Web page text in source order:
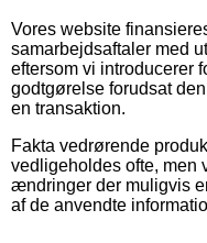
Vores website
samarbejdsaftaler med
eftersom vi introducerer
godtgørelse forudsat
en transaktion.
Fakta vedrørende
vedligeholdes ofte, men
ændringer der muligvis
af de anvendte